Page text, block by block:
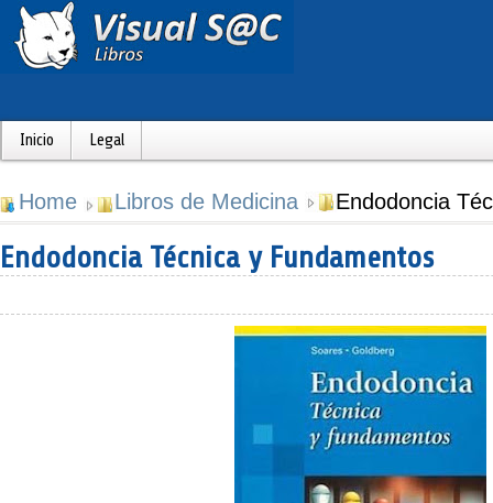
Inicio Legal
Home Libros de Medicina Endodoncia
Endodoncia Técnica y Fundamentos